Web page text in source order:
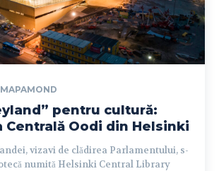
pentru cultură:
Centrală Oodi din Helsinki
vizavi de clădirea Parlamentului, s-
numită Helsinki Central Library